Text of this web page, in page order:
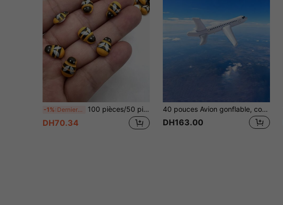
-1% Derniers 2 jours 100 pièces/50 pièces/30 pièces Mini décorations d'abeilles en bois - Décorations d'abeilles auto-adhésives, blanches avec des ailes rayées noires, convenant pour les fêtes, les couronnes de maison, les projets DIY et les décorations de fête, design d'abeille classique, texture en bois, décorations d'abeilles, décorations de chambre, décorations extérieures, décorations de fête, décorations de chambre à coucher, décorations de maison, décorations murales, décorations de jardin, fournitures pour la maison, articles essentiels pour la maison, cadeaux pour femmes, cadeaux pour hommes, cadeaux pour amis, cadeaux pour camarades de classe, cadeaux de fête, petites surprises
DH70.34
40 pouces Avion gonflable, convient pour les fêtes à thème aviation pour adultes - peut être utilisé pour les fêtes au bord de la piscine, les cérémonies de remise des diplômes, les événements extérieurs, les décorations d'anniversaire et la décoration intérieure
DH163.00